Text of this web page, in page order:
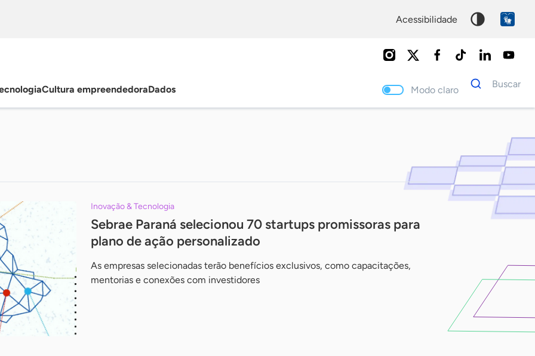
acessibilidade
Cultura empreendedoraDados Modo claro
Dados
para
Buscar
Inovação & Tecnologia
Sebrae Paraná selecionou 70 startups promissoras para
plano de ação personalizado
As empresas selecionadas terão benefícios exclusivos, como capacitações,
mentorias e conexões com investidores